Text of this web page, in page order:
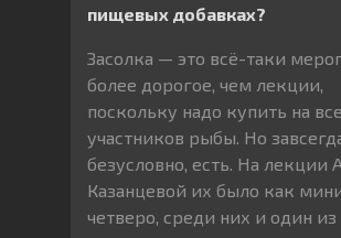
пищевых добавках?
Засолка — это всё-таки
более дорогое, чем лекции,
поскольку надо купить на
участников рыбы. Но
безусловно, есть. На лекции
Казанцевой их было как
четверо, среди них и один